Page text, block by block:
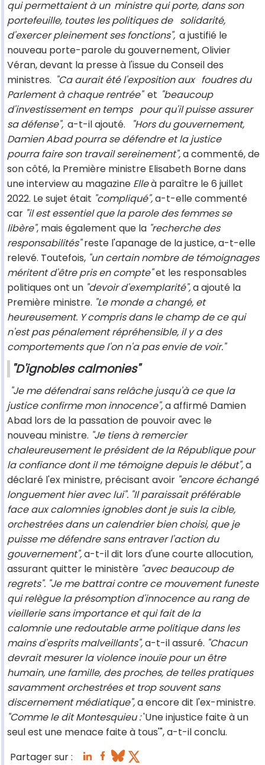
qui permettaient à un ministre qui porte, dans son
portefeuille, toutes les politiques de solidarité,
d'exercer pleinement ses fonctions", a justifié le
nouveau porte-parole du gouvernement, Olivier
Véran, devant la presse à l'issue du Conseil des
ministres. "Ca aurait été l'exposition aux foudres du
Parlement à chaque rentrée"et "beaucoup
d'investissement en temps pour qu'il puisse assurer
sa défense", a-t-il ajouté.
"Hors du gouvernement,
Damien Abad pourra se défendre et la justice
pourra faire son travail sereinement",a commenté, de
son côté, la Première ministre Elisabeth Borne dans
une interview au magazine Elleà paraître le 6 juillet
2022. Le sujet était "compliqué",a-t-elle commenté
car "il est essentiel que la parole des femmes se
libère", mais également que la "recherche des
responsabilités"reste l'apanage de la justice, a-t-elle
relevé. Toutefois, "un certain nombre de témoignages
méritent d'être pris en compte"et les responsables
politiques ont un "devoir d'exemplarité",a ajouté la
Première ministre. "Le monde a changé, et
heureusement. Y compris dans le champ de ce qui
n'est pas pénalement répréhensible, il y a des
comportements que l'on n'a pas envie de voir."
"D'ignobles calmonies"
"Je me défendrai sans relâche jusqu'à ce que la
justice confirme mon innocence",a affirmé Damien
Abad lors de la passation de pouvoir avec le
nouveau ministre. "Je tiens à remercier
chaleureusement le président de la République pour
la confiance dont il me témoigne depuis le début",a
déclaré l'ex ministre, précisant avoir "encore échangé
longuement hier avec lui". "Il paraissait préférable
face aux calomnies ignobles dont je suis la cible,
orchestrées dans un calendrier bien choisi, que je
puisse me défendre sans entraver l'action du
gouvernement",a-t-il dit lors d'une courte allocution,
assurant quitter le ministère "avec beaucoup de
regrets". "Je me battrai contre ce mouvement funeste
qui relègue la présomption d'innocence au rang de
vieillerie sans importance et qui fait de la
calomnie une redoutable arme politique dans les
mains d'esprits malveillants",a-t-il assuré. "Chacun
devrait mesurer la violence inouïe pour un être
humain, une famille, des proches, de telles pratiques
savamment orchestrées et trop souvent sans
discernement médiatique",a encore dit l'ex-ministre.
"Comme le dit Montesquieu :'Une injustice faite à un
seul est une menace faite à tous'", a-t-il conclu.
Partager sur :